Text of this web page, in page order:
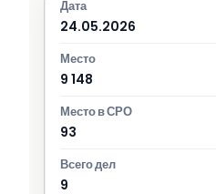
24.05.2026
9 148
93
9